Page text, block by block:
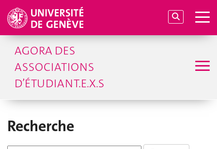
AGORA DES
ASSOCIATIONS
D’ÉTUDIANT.E.X.S
Recherche